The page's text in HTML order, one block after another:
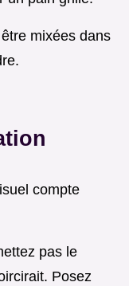
mixées dans
compte
pas le
Posez